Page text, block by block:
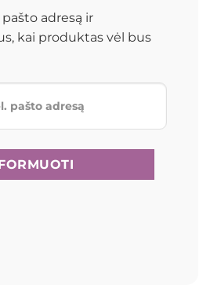
adresą ir
kai produktas vėl bus